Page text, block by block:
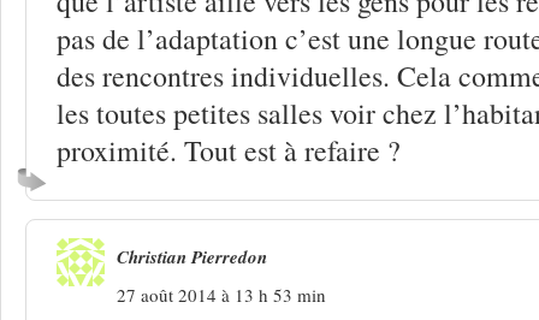
pas de l’adaptation c’est une longue
des rencontres individuelles. Cela
les toutes petites salles voir chez
proximité. Tout est à refaire ?
Christian Pierredon
27 août 2014 à 13 h 53 min